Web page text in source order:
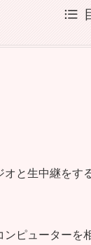
と生中継を
ピューター